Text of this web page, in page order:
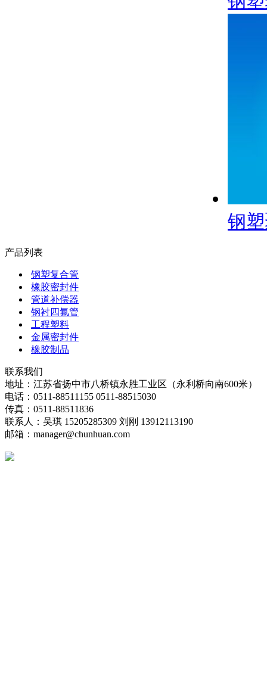
钢
产品列表
钢塑复合管
橡胶密封件
管道补偿器
钢衬四氟管
工程塑料
金属密封件
橡胶制品
联系我们
地址：江苏省扬中市八桥镇永胜工业区（永利桥向南600米）
电话：0511-88511155 0511-88515030
传真：0511-88511836
联系人：吴琪 15205285309 刘刚 13912113190
邮箱：manager@chunhuan.com